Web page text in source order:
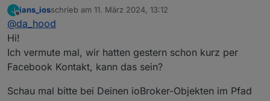
ich habe gestern versucht das ganze zu installieren,
und habe die ganzen Werte auch eingetragen.
Beim starten des Scripts gibt es auch
Fehlermeldungen aus denen ich nicht schlau werde.
J
Offline
jans_iosschrieb am 11. März 2024, 13:12
zuletzt editiert von
@da_hood
Hi!
Ich vermute mal, wir hatten gestern schon kurz per
Facebook Kontakt, kann das sein?
Schau mal bitte bei Deinen ioBroker-Objekten im Pfad